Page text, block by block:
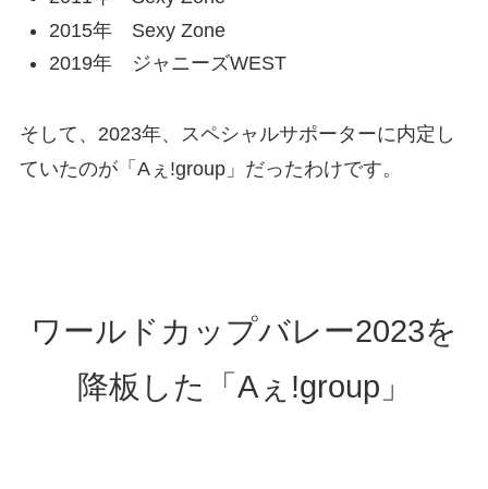
2015年 Sexy Zone
2019年 ジャニーズWEST
そして、2023年、スペシャルサポーターに内定し
ていたのが「Aぇ!group」だったわけです。
ワールドカップバレー2023を
降板した「Aぇ!group」